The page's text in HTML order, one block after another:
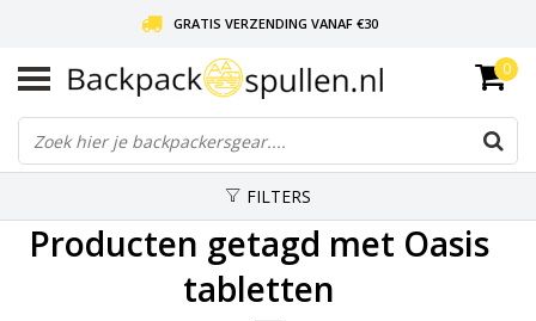
GRATIS VERZENDING VANAF €30
LIEFDE VOOR BACKPACKEN!
30 DAGEN GRATIS RETOUR
0
FILTERS
Producten getagd met Oasis
tabletten